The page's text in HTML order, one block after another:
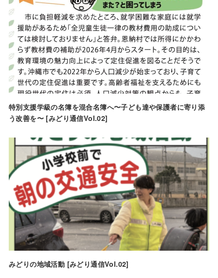
特別支援学級の名簿を混合名簿へ〜子ども達や保護者に寄り添
う改善を〜 [みどり通信Vol.02]
みどりの地域活動 [みどり通信Vol.02]